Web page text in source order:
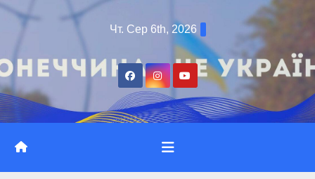
Перейти
Чт. Сер 6th, 2026